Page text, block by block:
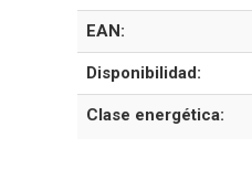
EAN:
Disponibilidad:
Clase energética: